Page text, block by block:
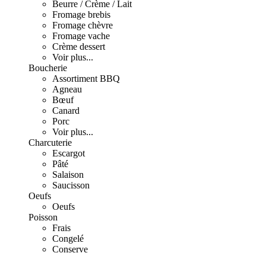
Beurre / Crème / Lait
Fromage brebis
Fromage chèvre
Fromage vache
Crème dessert
Voir plus...
Boucherie
Assortiment BBQ
Agneau
Bœuf
Canard
Porc
Voir plus...
Charcuterie
Escargot
Pâté
Salaison
Saucisson
Oeufs
Oeufs
Poisson
Frais
Congelé
Conserve